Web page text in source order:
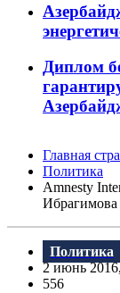
Диплом
Главная
Политика
Amnesty
Ибрагимова
Политика
2 июнь
556